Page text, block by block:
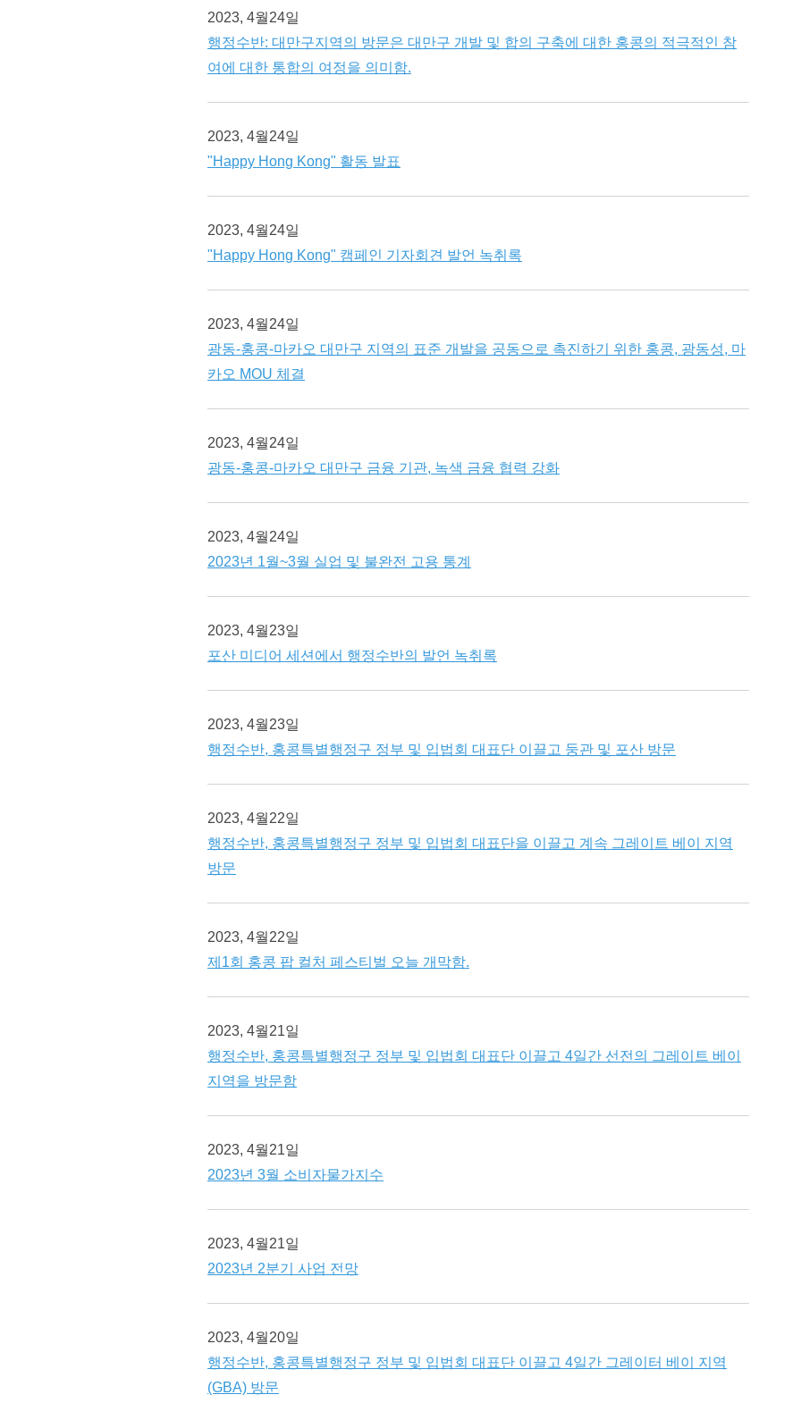
2023, 4월24일
행정수반: 대만구지역의 방문은 대만구 개발 및 합의 구축에 대한 홍콩의 적극적인 참
여에 대한 통합의 여정을 의미함.
2023, 4월24일
"Happy Hong Kong" 활동 발표
2023, 4월24일
"Happy Hong Kong" 캠페인 기자회견 발언 녹취록
2023, 4월24일
광동-홍콩-마카오 대만구 지역의 표준 개발을 공동으로 촉진하기 위한 홍콩, 광동성, 마
카오 MOU 체결
2023, 4월24일
광동-홍콩-마카오 대만구 금융 기관, 녹색 금융 협력 강화
2023, 4월24일
2023년 1월~3월 실업 및 불완전 고용 통계
2023, 4월23일
포산 미디어 세션에서 행정수반의 발언 녹취록
2023, 4월23일
행정수반, 홍콩특별행정구 정부 및 입법회 대표단 이끌고 둥관 및 포산 방문
2023, 4월22일
행정수반, 홍콩특별행정구 정부 및 입법회 대표단을 이끌고 계속 그레이트 베이 지역
방문
2023, 4월22일
제1회 홍콩 팝 컬처 페스티벌 오늘 개막함.
2023, 4월21일
행정수반, 홍콩특별행정구 정부 및 입법회 대표단 이끌고 4일간 선전의 그레이트 베이
지역을 방문함
2023, 4월21일
2023년 3월 소비자물가지수
2023, 4월21일
2023년 2분기 사업 전망
2023, 4월20일
행정수반, 홍콩특별행정구 정부 및 입법회 대표단 이끌고 4일간 그레이터 베이 지역
(GBA) 방문